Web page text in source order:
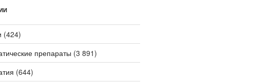
(424)
препараты (3 891)
(644)